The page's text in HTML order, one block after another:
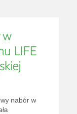
w
LIFE
nabór w